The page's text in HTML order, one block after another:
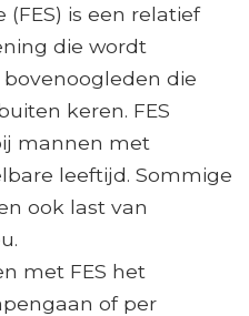
is een relatief
die wordt
die
keren. FES
mannen met
leeftijd. Sommige
ook last van
met FES het
of per